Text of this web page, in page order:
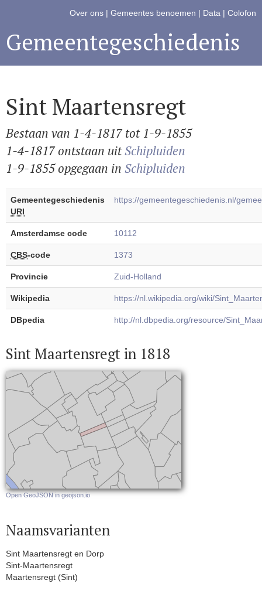
Over ons | Gemeentes benoemen | Data | Colofon
Gemeentegeschiedenis
Sint Maartensregt
Bestaan van 1-4-1817 tot 1-9-1855
1-4-1817 ontstaan uitSchipluiden
1-9-1855 opgegaan in Schipluiden
Gemeentegeschiedenis
URI
https://gemeentegeschiedenis.nl/
Amsterdamse code 10112
CBS-code 1373
Provincie Zuid-Holland
Wikipedia https://nl.wikipedia.org/wiki/
DBpedia http://nl.dbpedia.org/resource/
Sint Maartensregt in 1818
Open GeoJSON in geojson.io
Naamsvarianten
Sint Maartensregt en Dorp
Sint-Maartensregt
Maartensregt (Sint)